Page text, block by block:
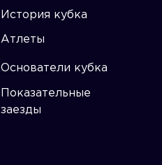
История кубка
Атлеты
Основатели кубка
Показательные
заезды